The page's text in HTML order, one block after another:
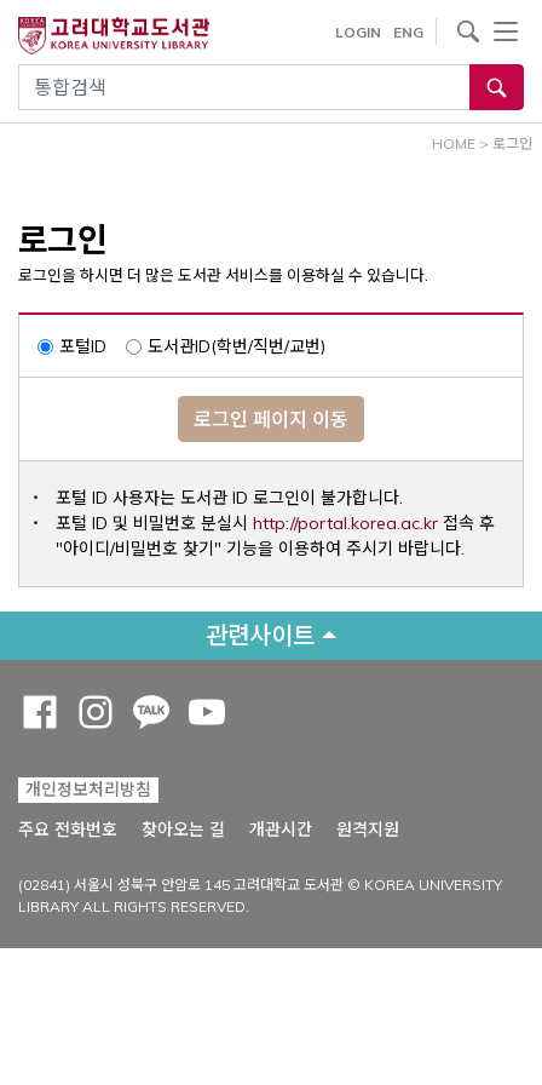
건
통합검색
LOGIN ENG
사이트내 검색
HOME > 로그인
로그인
로그인을 하시면 더 많은 도서관 서비스를 이용하실 수 있습니다.
포털ID 도서관ID(학번/직번/교번)
로그인 페이지 이동
포털 ID 사용자는 도서관 ID 로그인이 불가합니다.
포털 ID 및 비밀번호 분실시 http://portal.korea.ac.krOpens a
접속 후
"아이디/비밀번호 찾기" 기능을 이용하여 주시기 바랍니다.
관련사이트
개인정보처리방침
주요 전화번호
찾아오는 길 개관시간 원격지원
(02841) 서울시 성북구 안암로 145 고려대학교 도서관 © KOREA UNIVERSITY
LIBRARY ALL RIGHTS RESERVED.
Opens a new window
Opens a new window
Opens a new window